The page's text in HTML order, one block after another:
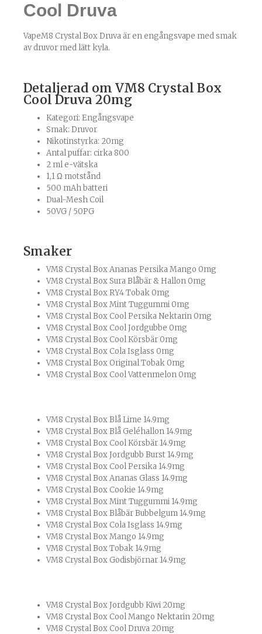
Cool Druva
VapeM8 Crystal Box Druva är en engångsvape med smak
av druvor med lätt kyla.
Detaljerad om VM8 Crystal Box
Cool Druva 20mg
Kategori: Engångsvape
Smak: Druvor
Nikotinstyrka: 20mg
Antal puffar: cirka 800
2 ml e-vätska
1,1 Ω motstånd
500 mAh batteri
Dual-Mesh Coil
50VG / 50PG
Smaker
VM8 Crystal Box Ananas Persika Mango 0mg
VM8 Crystal Box Sura Blåbär & Hallon 0mg
VM8 Crystal Box RY4 Tobak 0mg
VM8 Crystal Box Mint Tuggummi 0mg
VM8 Crystal Box Cool Persika Nektarin 0mg
VM8 Crystal Box Cool Jordgubbe 0mg
VM8 Crystal Box Cool Körsbär 0mg
VM8 Crystal Box Cola Isglass 0mg
VM8 Crystal Box Original Tobak 0mg
VM8 Crystal Box Cool Vattenmelon 0mg
VM8 Crystal Box Blå Lime 14.9mg
VM8 Crystal Box Blå Geléhallon 14.9mg
VM8 Crystal Box Cool Körsbär 14.9mg
VM8 Crystal Box Jordgubb Burst 14.9mg
VM8 Crystal Box Cool Persika 14.9mg
VM8 Crystal Box Ananas Glass 14.9mg
VM8 Crystal Box Cookie 14.9mg
VM8 Crystal Box Mint Tuggummi 14.9mg
VM8 Crystal Box Blåbär Bubbelgum 14.9mg
VM8 Crystal Box Cola Isglass 14.9mg
VM8 Crystal Box Mango 14.9mg
VM8 Crystal Box Tobak 14.9mg
VM8 Crystal Box Godisbjörnar 14.9mg
VM8 Crystal Box Jordgubb Kiwi 20mg
VM8 Crystal Box Cool Mango Nektarin 20mg
VM8 Crystal Box Cool Druva 20mg